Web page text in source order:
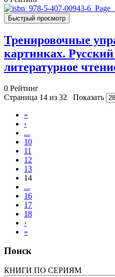
Быстрый просмотр
Тренировочные
картинках.
литературное
0 Рейтинг
Страница 14 из 32
Показать
«
‹
...
10
11
12
13
14
...
16
17
18
›
»
Поиск
КНИГИ ПО СЕРИЯМ